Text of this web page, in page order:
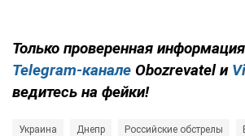
Только проверенная
Telegram-канале Obozrevatel и
ведитесь на фейки!
Украина Днепр Российские обстрелы